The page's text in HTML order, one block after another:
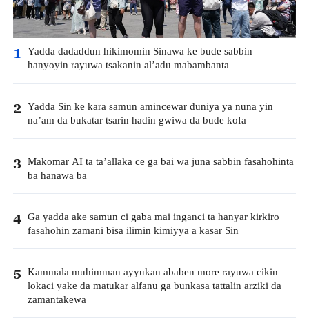
1 Yadda dadaddun hikimomin Sinawa ke bude sabbin
hanyoyin rayuwa tsakanin al’adu mabambanta
2 Yadda Sin ke kara samun amincewar duniya ya nuna yin
na’am da bukatar tsarin hadin gwiwa da bude kofa
3 Makomar AI ta ta’allaka ce ga bai wa juna sabbin fasahohinta
ba hanawa ba
4 Ga yadda ake samun ci gaba mai inganci ta hanyar kirkiro
fasahohin zamani bisa ilimin kimiyya a kasar Sin
5 Kammala muhimman ayyukan ababen more rayuwa cikin
lokaci yake da matukar alfanu ga bunkasa tattalin arziki da
zamantakewa